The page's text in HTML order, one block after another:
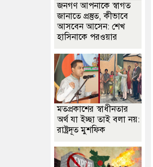
জনগণ আপনাকে স্বাগত
জানাতে প্রস্তুত, কীভাবে
আসবেন আসেন: শেখ
হাসিনাকে পরওয়ার
মতপ্রকাশের স্বাধীনতার
অর্থ যা ইচ্ছা তাই বলা নয়:
রাষ্ট্রদূত মুশফিক